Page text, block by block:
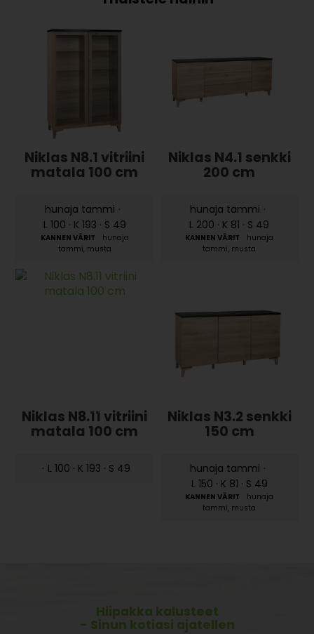
Niklas N8.1 vitriini
matala 100 cm
hunaja tammi ·
L 100 · K 193 · S 49
hunaja
tammi, musta
Niklas N4.1 senkki
200 cm
hunaja tammi ·
L 200 · K 81 · S 49
hunaja
tammi, musta
Niklas N8.11 vitriini
matala 100 cm
· L 100 · K 193 · S 49
Niklas N3.2 senkki
150 cm
hunaja tammi ·
L 150 · K 81 · S 49
hunaja
tammi, musta
Hiipakka kalusteet
- Sinun kotiasi ajatellen